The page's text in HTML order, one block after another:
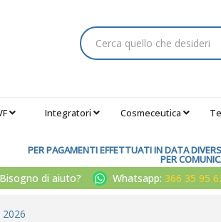
Integratori Cosmeceutica
PER PAGAMENTI EFFETTUATI IN DATA
PER
Bisogno di aiuto? Whatsapp: 366 35 95